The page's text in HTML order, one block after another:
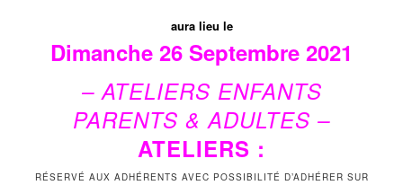
aura lieu le
Dimanche 26 Septembre 2021
– ATELIERS ENFANTS
PARENTS & ADULTES –
ATELIERS :
RÉSERVÉ AUX ADHÉRENTS AVEC POSSIBILITÉ D’ADHÉRER SUR